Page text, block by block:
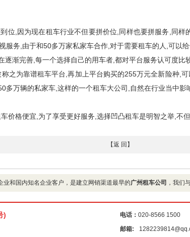
,因为现在租车行业不但要拼价位,同样也要拼服务,同样
服务,由于和50多万家私家车合作,对于需要租车的人,可以
渐完善,每一个选择自己的用车者,都对平台服务认可度比
之为靠谱租车平台,再加上平台购买的255万元全新险种,
多万辆的私家车,这样的一个租车大公司,自然在行业当中影
格便宜,为了享受更好服务,选择凹凸租车是明智之举,不但
【返 回】
业和国内知名企业客户，是建立网销渠道最早的广州租车公司 ，我们
) 电话： 020-8566 1500
邮箱: